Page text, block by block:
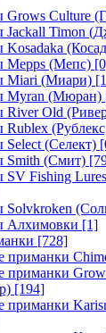
Grows Culture
Jackall Timon
Kosadaka
Mepps (Мепс)
Miari (Миари)
Myran (Мюран)
River Old
Rublex
Select (Селект)
Smith (Смит)
SV Fishing
Solvkroken
Алхимовки [1]
[728]
приманки
приманки
[194]
приманки